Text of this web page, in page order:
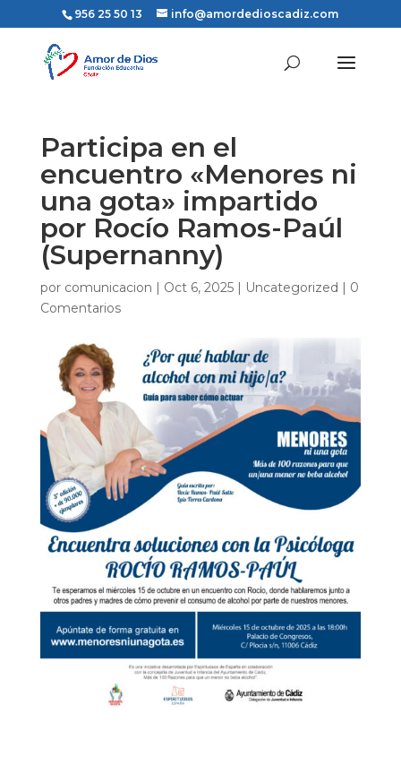
956 25 50 13 info@amordedioscadiz.com
Participa en el
encuentro «Menores ni
una gota» impartido
por Rocío Ramos-Paúl
(Supernanny)
por comunicacion | Oct 6, 2025| Uncategorized | 0
Comentarios